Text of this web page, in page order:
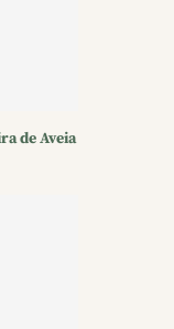
de Aveia